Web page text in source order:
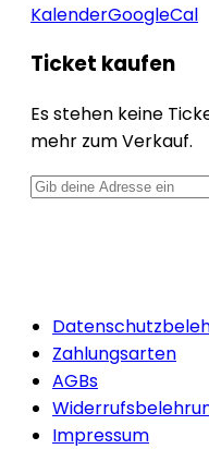
KalenderGoogleCal
Ticket kaufen
Es stehen keine
mehr zum Verkauf.
Zahlungsarten
AGBs
Impressum